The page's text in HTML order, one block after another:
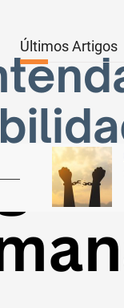
Últimos Artigos